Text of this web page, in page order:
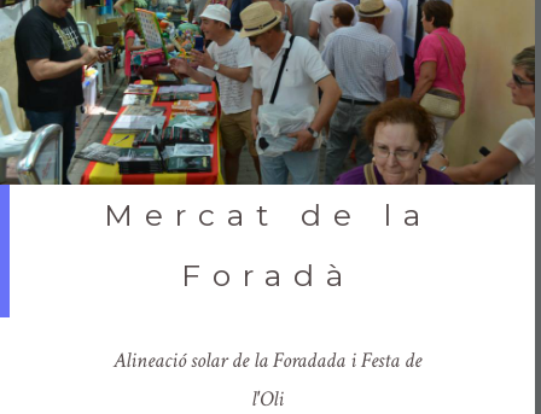
Mercat de la
Foradà
Alineació solar de la Foradada i Festa de
l'Oli